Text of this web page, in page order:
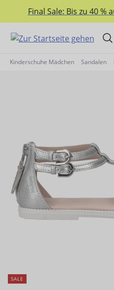
springen
Final Sale: Bis zu 40 %
Kinderschuhe Mädchen Sandalen
SALE